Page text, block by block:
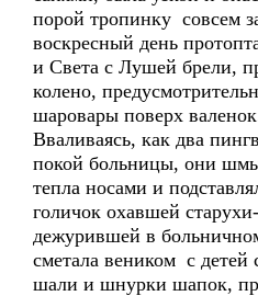
порой тропинку совсем
воскресный день
и Света с Лушей брели,
колено,
шаровары поверх
Вваливаясь, как два
покой больницы, они
тепла носами и
голичок охавшей
дежурившей в
сметала веником с детей
шали и шнурки шапок,